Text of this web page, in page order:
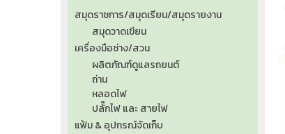
สมุดราชการ/สมุดเรียน/สมุดรายงาน
สมุดวาดเขียน
เครื่องมือช่าง/สวน
ผลิตภัณฑ์ดูแลรถยนต์
ถ่าน
หลอดไฟ
ปลั๊กไฟ และ สายไฟ
แฟ้ม & อุปกรณ์จัดเก็บ